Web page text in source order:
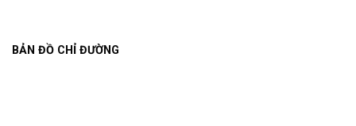
BẢN ĐỒ CHỈ ĐƯỜNG